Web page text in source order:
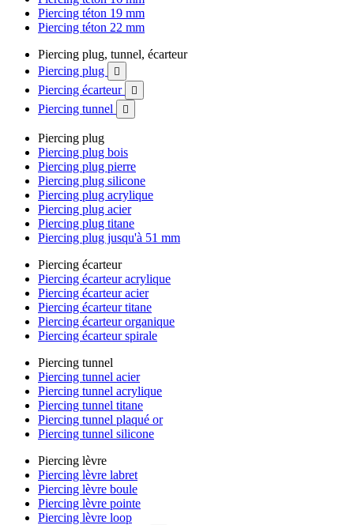
Piercing téton 19 mm
Piercing téton 22 mm
Piercing plug, tunnel, écarteur
Piercing plug

Piercing écarteur 
Piercing tunnel 
Piercing plug
Piercing plug bois
Piercing plug pierre
Piercing plug silicone
Piercing plug acrylique
Piercing plug acier
Piercing plug titane
Piercing plug jusqu'à 51 mm
Piercing écarteur
Piercing écarteur acrylique
Piercing écarteur acier
Piercing écarteur titane
Piercing écarteur organique
Piercing écarteur spirale
Piercing tunnel
Piercing tunnel acier
Piercing tunnel acrylique
Piercing tunnel titane
Piercing tunnel plaqué or
Piercing tunnel silicone
Piercing lèvre
Piercing lèvre labret
Piercing lèvre boule
Piercing lèvre pointe
Piercing lèvre loop